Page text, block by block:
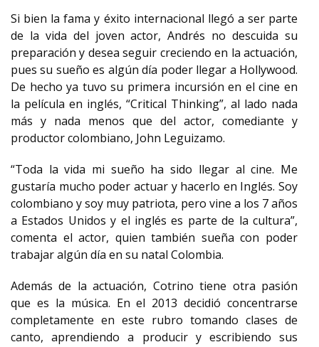
Si bien la fama y éxito internacional llegó a ser parte
de la vida del joven actor, Andrés no descuida su
preparación y desea seguir creciendo en la actuación,
pues su sueño es algún día poder llegar a Hollywood.
De hecho ya tuvo su primera incursión en el cine en
la película en inglés, “Critical Thinking”, al lado nada
más y nada menos que del actor, comediante y
productor colombiano, John Leguizamo.
“Toda la vida mi sueño ha sido llegar al cine. Me
gustaría mucho poder actuar y hacerlo en Inglés. Soy
colombiano y soy muy patriota, pero vine a los 7 años
a Estados Unidos y el inglés es parte de la cultura”,
comenta el actor, quien también sueña con poder
trabajar algún día en su natal Colombia.
Además de la actuación, Cotrino tiene otra pasión
que es la música. En el 2013 decidió concentrarse
completamente en este rubro tomando clases de
canto, aprendiendo a producir y escribiendo sus